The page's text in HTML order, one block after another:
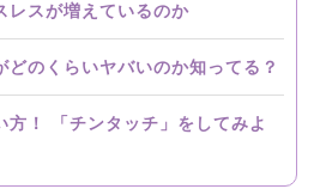
レスが増えているのか
どのくらいヤバいのか知ってる？
方！ 「チンタッチ」をしてみよ